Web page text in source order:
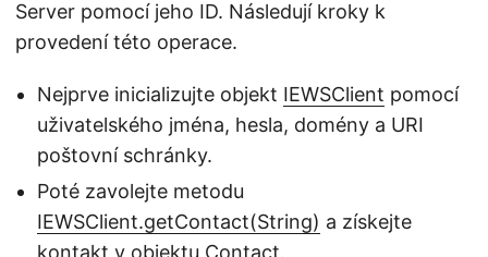
Server pomocí jeho ID. Následují kroky k
provedení této operace.
Nejprve inicializujte objekt IEWSClient pomocí
uživatelského jména, hesla, domény a URI
poštovní schránky.
Poté zavolejte metodu
IEWSClient.getContact(String) a získejte
kontakt v objektu Contact